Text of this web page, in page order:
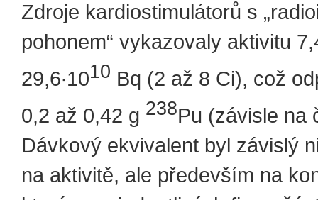
Zdroje kardiostimulátorů s
pohonem“ vykazovaly aktivitu
29,6∙1010 Bq (2 až 8 Ci), což
0,2 až 0,42 g 238Pu (závisle na
Dávkový ekvivalent byl závislý
na aktivitě, ale především na